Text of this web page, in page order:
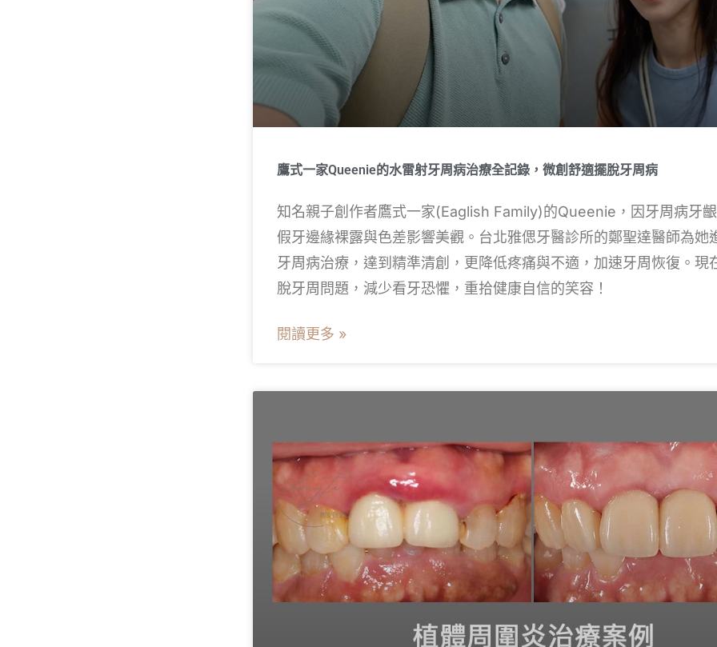
鷹式一家Queenie的水雷射牙周病治療全記錄，微創舒適擺脫牙周病
知名親子創作者鷹式一家(Eaglish Family)的Queenie，因牙周病牙
假牙邊緣裸露與色差影響美觀。台北雅偲牙醫診所的鄭聖達醫師為她
牙周病治療，達到精準清創，更降低疼痛與不適，加速牙周恢復。現
脫牙周問題，減少看牙恐懼，重拾健康自信的笑容！
閱讀更多 »